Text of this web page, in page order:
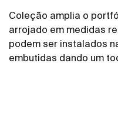
Coleção amplia o
arrojado em medidas
podem ser instalados
embutidas dando um